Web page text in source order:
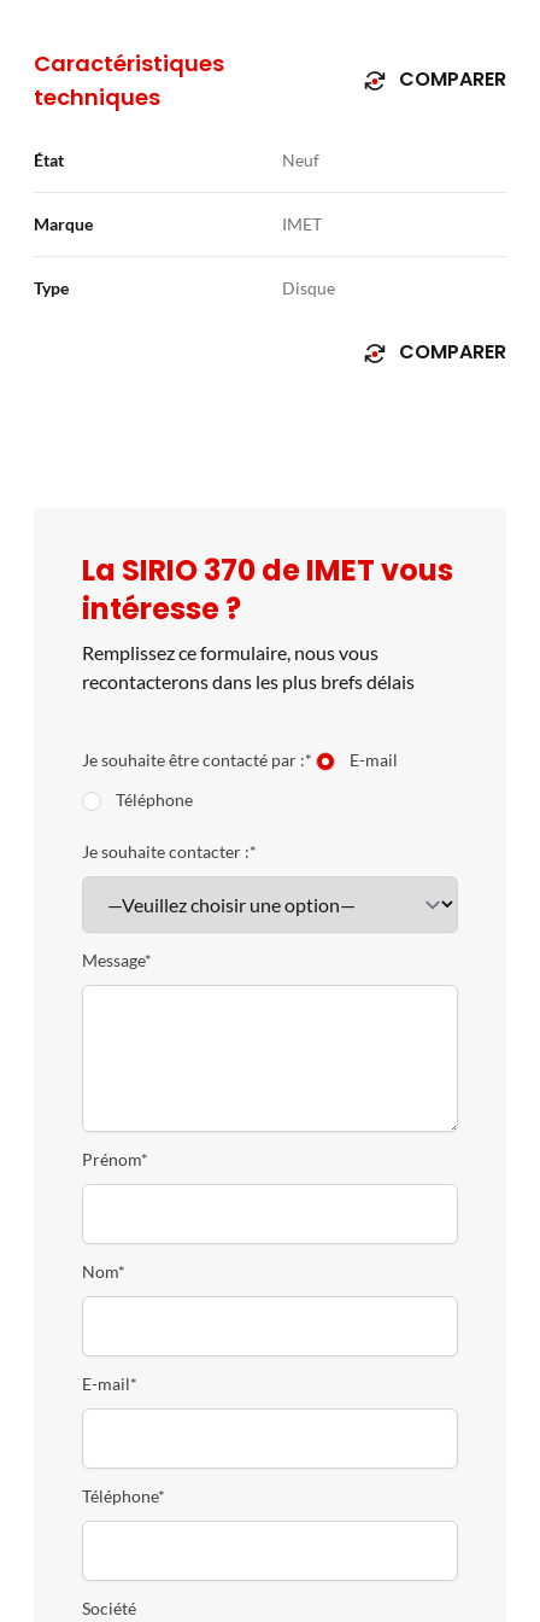
Caractéristiques
techniques
COMPARER
État Neuf
Marque IMET
Type Disque
COMPARER
La SIRIO 370 de IMET vous
intéresse ?
Remplissez ce formulaire, nous vous
recontacterons dans les plus brefs délais
Je souhaite être contacté par :*
E-mail
Téléphone
Je souhaite contacter :*
Message*
Prénom*
Nom*
E-mail*
Téléphone*
Société